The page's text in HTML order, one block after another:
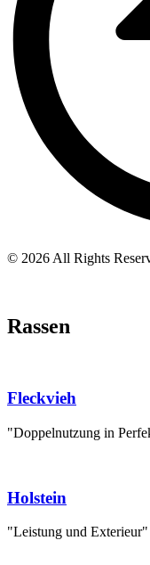
© 2026 All Rights
Rassen
Fleckvieh
"Doppelnutzung in
Holstein
"Leistung und Exterieur"